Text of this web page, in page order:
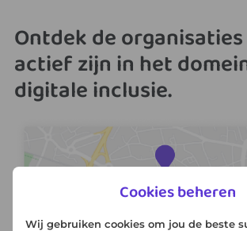
Ontdek de
actief zijn in het
digitale inclusie.
Cookies beheren
Wij gebruiken cookies om jou de beste